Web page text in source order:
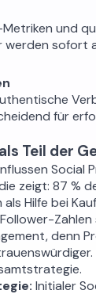
und
werden sofort
für
Teil der
Social
zeigt: 87 %
Hilfe bei
Zahlen
denn
Initialer